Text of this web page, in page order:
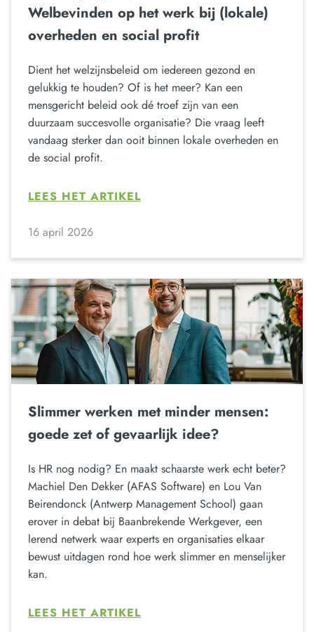
Welbevinden op het werk bij (lokale)
overheden en social profit
Dient het welzijnsbeleid om iedereen gezond en
gelukkig te houden? Of is het meer? Kan een
mensgericht beleid ook dé troef zijn van een
duurzaam succesvolle organisatie? Die vraag leeft
vandaag sterker dan ooit binnen lokale overheden en
de social profit.
LEES HET ARTIKEL
16 april 2026
Slimmer werken met minder mensen:
goede zet of gevaarlijk idee?
Is HR nog nodig? En maakt schaarste werk echt beter?
Machiel Den Dekker (AFAS Software) en Lou Van
Beirendonck (Antwerp Management School) gaan
erover in debat bij Baanbrekende Werkgever, een
lerend netwerk waar experts en organisaties elkaar
bewust uitdagen rond hoe werk slimmer en menselijker
kan.
LEES HET ARTIKEL